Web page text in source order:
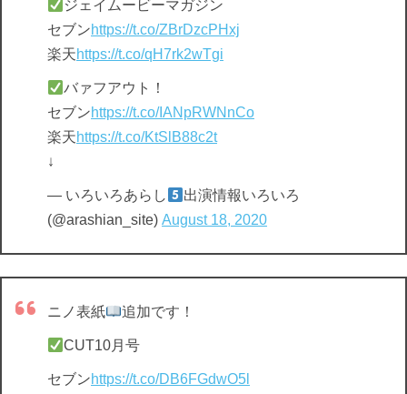
ジェイムービーマガジン
セブンhttps://t.co/ZBrDzcPHxj
楽天https://t.co/qH7rk2wTgi
バァフアウト！
セブンhttps://t.co/IANpRWNnCo
楽天https://t.co/KtSlB88c2t
↓
— いろいろあらし
出演情報いろいろ
(@arashian_site) August 18, 2020
ニノ表紙 追加です！
CUT10月号
セブンhttps://t.co/DB6FGdwO5l